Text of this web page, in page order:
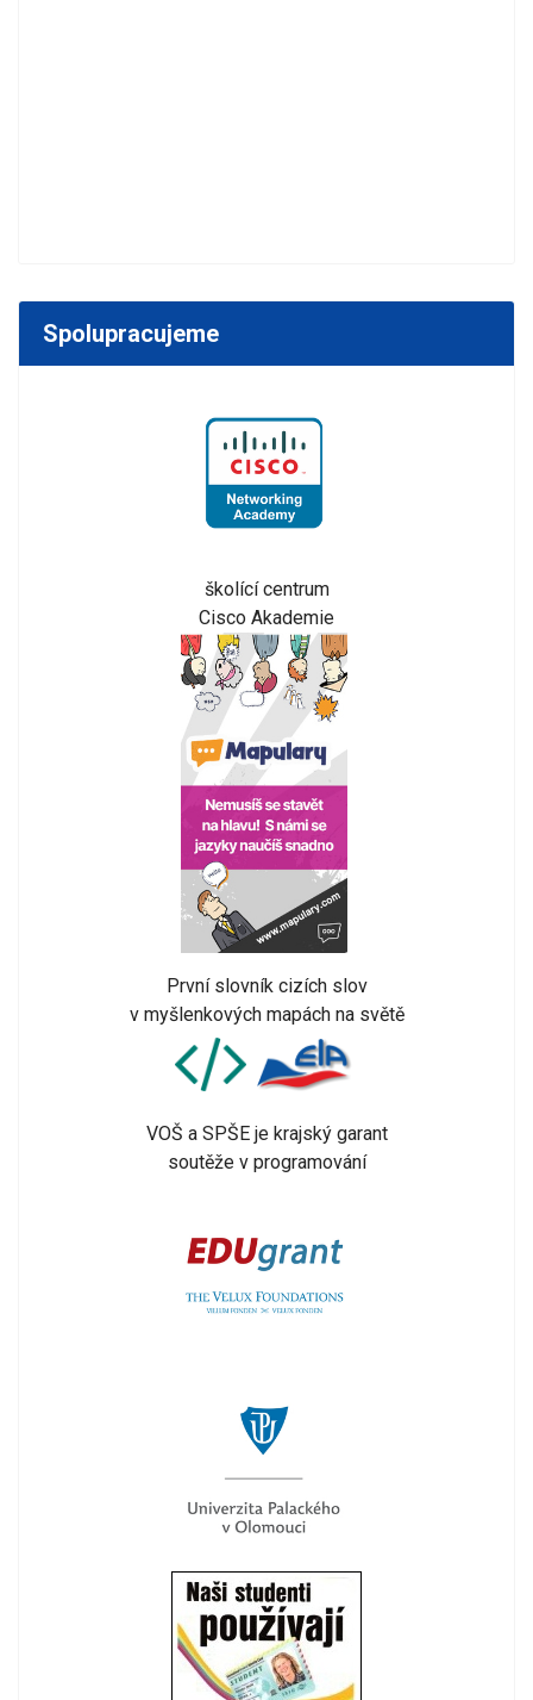
Spolupracujeme
školící centrum
Cisco Akademie
První slovník cizích slov
v myšlenkových mapách na světě
VOŠ a SPŠE je krajský garant
soutěže v programování